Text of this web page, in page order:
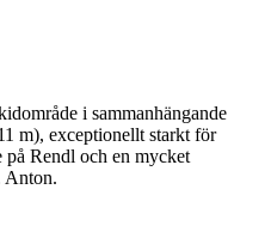
i sammanhängande
m), exceptionellt starkt för
på Rendl och en mycket
Anton.